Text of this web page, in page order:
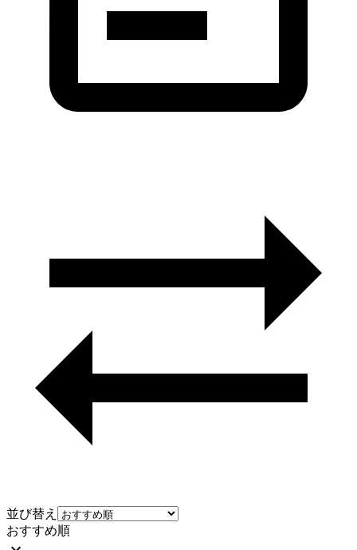
並び替え
おすすめ順